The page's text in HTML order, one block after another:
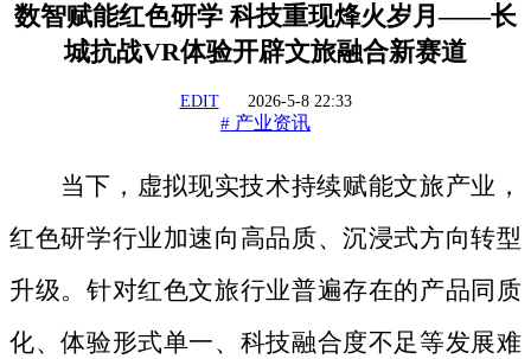
数智赋能红色研学 科技重现烽火岁月——长
城抗战VR体验开辟文旅融合新赛道
EDIT 2026-5-8 22:33
# 产业资讯
当下，虚拟现实技术持续赋能文旅产业，
红色研学行业加速向高品质、沉浸式方向转型
升级。针对红色文旅行业普遍存在的产品同质
化、体验形式单一、科技融合度不足等发展难